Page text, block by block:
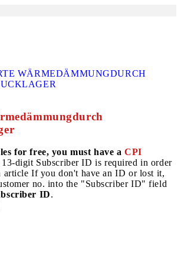
WÄRMEDÄMMUNGDURCH
for free, you must have aCPI
digit Subscriber ID is required in order
article If you don't have an ID or lost it,
no. into the "Subscriber ID" field
ID.